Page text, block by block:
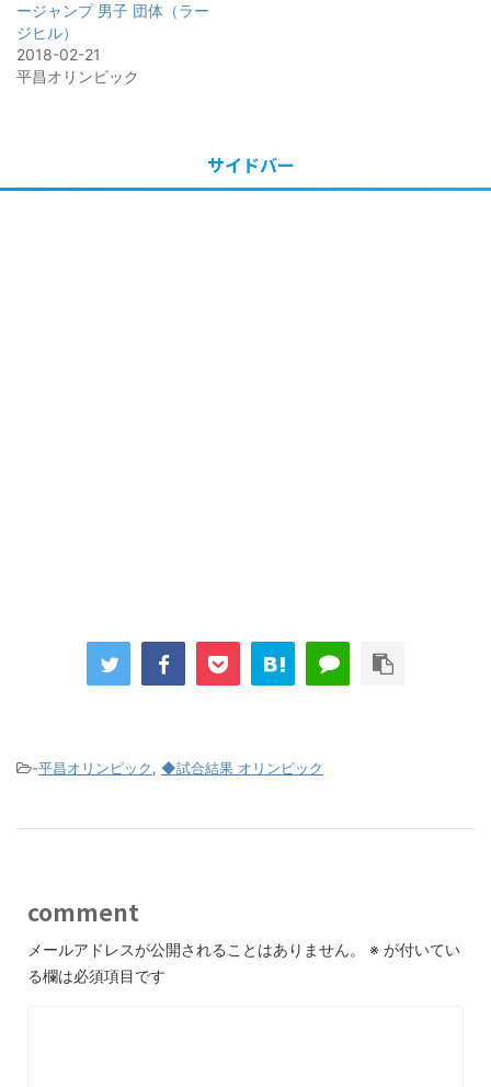
ージャンプ 男子 団体（ラー
ジヒル）
2018-02-21
平昌オリンピック
サイドバー
-平昌オリンピック, ◆試合結果 オリンピック
comment
メールアドレスが公開されることはありません。 ※ が付いてい
る欄は必須項目です